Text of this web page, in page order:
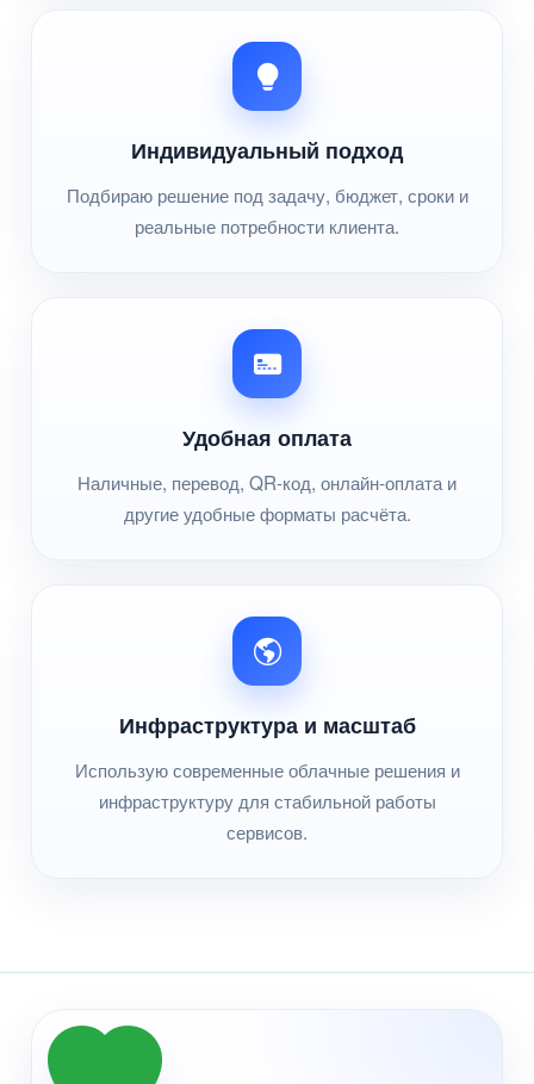
Индивидуальный подход
Подбираю решение под задачу, бюджет, сроки и
реальные потребности клиента.
Удобная оплата
Наличные, перевод, QR-код, онлайн-оплата и
другие удобные форматы расчёта.
Инфраструктура и масштаб
Использую современные облачные решения и
инфраструктуру для стабильной работы
сервисов.